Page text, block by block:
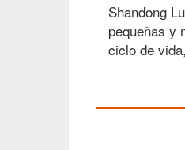
Shandong
pequeñas y
ciclo de